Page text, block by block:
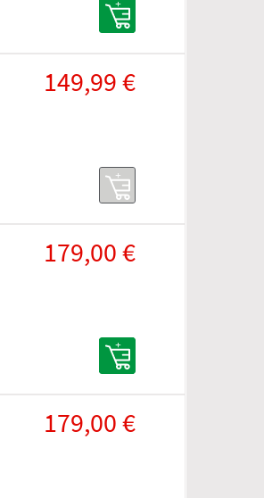
149,99 €
179,00 €
179,00 €